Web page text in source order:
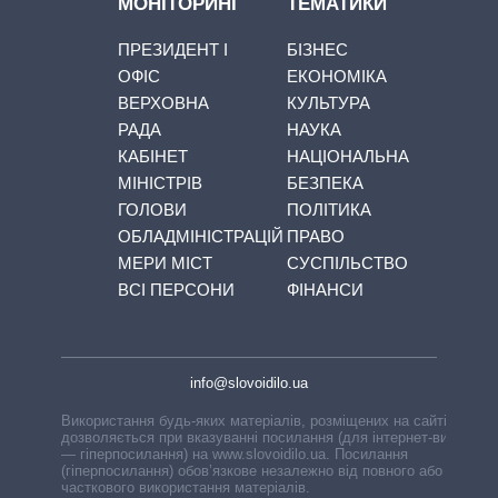
ПРЕЗИДЕНТ І
ОФІС
ВЕРХОВНА
РАДА
КАБІНЕТ
МІНІСТРІВ
ГОЛОВИ
ОБЛАДМІНІСТРАЦІЙ
МЕРИ МІСТ
ВСІ ПЕРСОНИ
БІЗНЕС
ЕКОНОМІКА
КУЛЬТУРА
НАУКА
НАЦІОНАЛЬНА
БЕЗПЕКА
ПОЛІТИКА
ПРАВО
СУСПІЛЬСТВО
ФІНАНСИ
info@slovoidilo.ua
Використання будь-яких матеріалів, розміщених на сайті,
дозволяється при вказуванні посилання (для інтернет-видань
— гіперпосилання) на www.slovoidilo.ua. Посилання
(гіперпосилання) обов’язкове незалежно від повного або
часткового використання матеріалів.